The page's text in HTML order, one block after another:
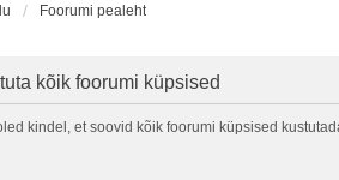
Foorumi pealeht
kõik foorumi küpsised
kindel, et soovid kõik foorumi küpsised